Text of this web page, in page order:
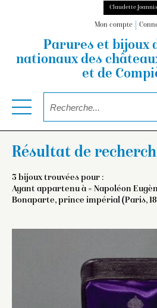
Claudette Joannis
Mon compte
Parures et bijoux
nationauxdes
et de
Résultat de
3 bijoux trouvées pour :
Ayant appartenu à = Napoléon
Bonaparte, prince impérial (Paris,